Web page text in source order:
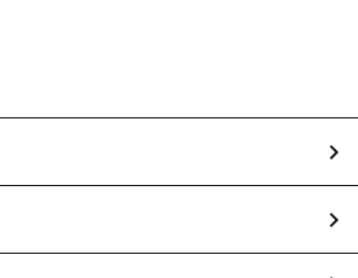
chevron_right
chevron_right